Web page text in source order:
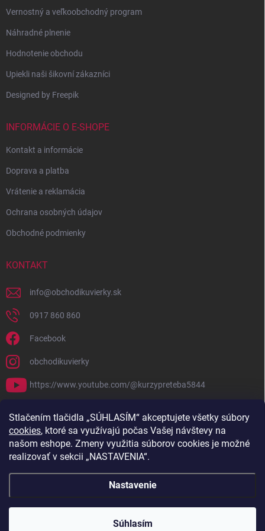
Stlačením tlačidla „SÚHLASÍM“ akceptujete všetky súbory
cookies, ktoré sa využívajú počas Vašej návštevy na
našom eshope. Zmeny využitia súborov cookies je možné
realizovať v sekcii „NASTAVENIA“.
Nastavenie
Súhlasím
Vernostný a veľkoobchodný program
Náhradné plnenie
Hodnotenie obchodu
Upiekli naši šikovní zákazníci
Designed by Freepik
INFORMÁCIE O E-SHOPE
Kontakt a informácie
Doprava a platba
Vrátenie a reklamácia
Ochrana osobných údajov
Obchodné podmienky
KONTAKT
info@obchodikuvierky.sk
0917 860 860
Facebook
obchodikuvierky
https://www.youtube.com/@kurzypreteba5844
PRIJÍMAME ONLINE PLATBY
Vytvoril Shoptet
Copyright 2026Obchodík u Vierky. Všetky práva vyhradené.